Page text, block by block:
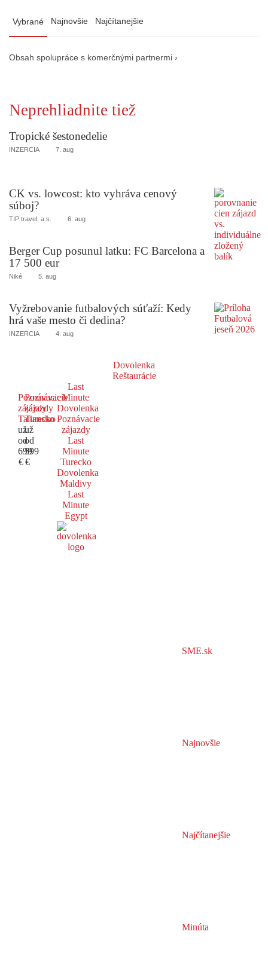
Vybrané Najnovšie Najčítanejšie
Obsah spolupráce s komerčnými partnermi ›
Neprehliadnite tiež
Tropické šestonedelie
INZERCIA 7. aug
CK vs. lowcost: kto vyhráva cenový
súboj?
TIP travel, a.s. 6. aug
Berger Cup posunul latku: FC Barcelona a
17 500 eur
Niké 5. aug
Vyžrebovanie futbalových súťaží: Kedy
hrá vaše mesto či dedina?
INZERCIA 4. aug
Dovolenka
Reštaurácie
Poznávacie
zájazdy
Taliansko
už
od
699
€
Poznávacie
zájazdy
Turecko
už
od
599
€
Last
Minute
Dovolenka
Poznávacie
zájazdy
Last
Minute
Turecko
Dovolenka
Maldivy
Last
Minute
Egypt
SME.sk
Najnovšie
Najčítanejšie
Minúta